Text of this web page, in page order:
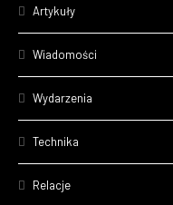
Artykuły
Wiadomości
Wydarzenia
Technika
Relacje